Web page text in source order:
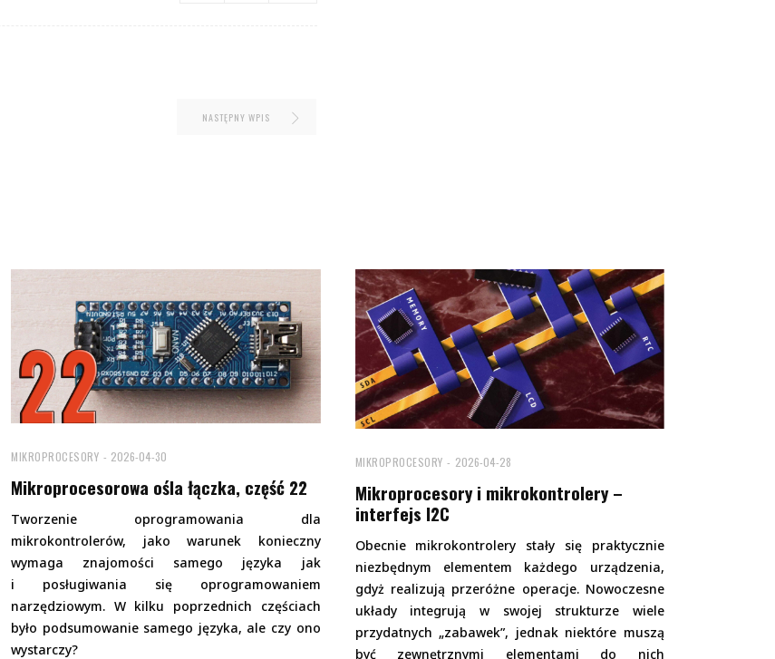
NASTĘPNY WPIS
MIKROPROCESORY 2026-04-30
Mikroprocesorowa ośla łączka, część 22
Tworzenie oprogramowania dla
mikrokontrolerów, jako warunek konieczny
wymaga znajomości samego języka jak
i posługiwania się oprogramowaniem
narzędziowym. W kilku poprzednich częściach
było podsumowanie samego języka, ale czy ono
wystarczy?
MIKROPROCESORY 2026-04-28
Mikroprocesory i mikrokontrolery –
interfejs I2C
Obecnie mikrokontrolery stały się praktycznie
niezbędnym elementem każdego urządzenia,
gdyż realizują przeróżne operacje. Nowoczesne
układy integrują w swojej strukturze wiele
przydatnych „zabawek”, jednak niektóre muszą
być zewnętrznymi elementami do nich